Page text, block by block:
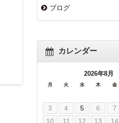
ブログ
カレンダー
2026年8月
月 火 水 木 金
3
4 5 6 7
10
11 12 13 14